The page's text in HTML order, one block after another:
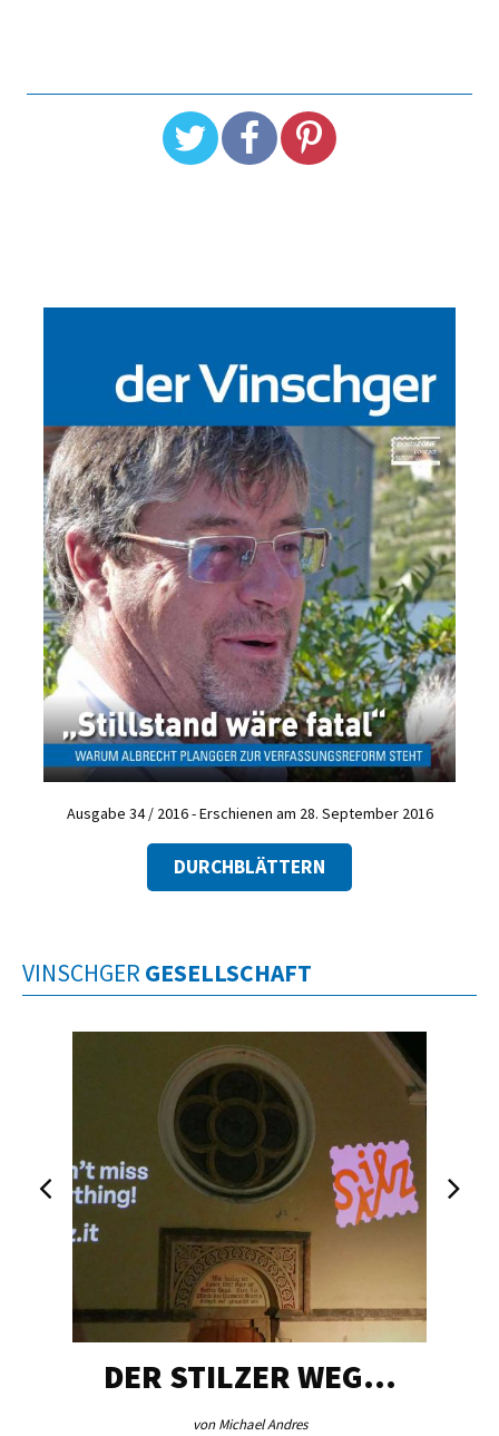
Ausgabe 34 / 2016 - Erschienen am 28. September 2016
DURCHBLÄTTERN
VINSCHGER GESELLSCHAFT
DER STILZER WEG…
von Michael Andres